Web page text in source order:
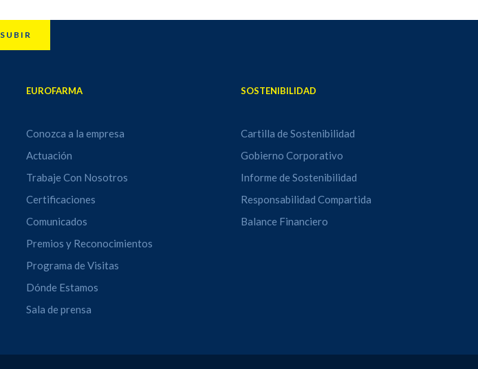
SUBIR
EUROFARMA
Conozca a la empresa
Actuación
Trabaje Con Nosotros
Certificaciones
Comunicados
Premios y Reconocimientos
Programa de Visitas
Dónde Estamos
Sala de prensa
SOSTENIBILIDAD
Cartilla de Sostenibilidad
Gobierno Corporativo
Informe de Sostenibilidad
Responsabilidad Compartida
Balance Financiero